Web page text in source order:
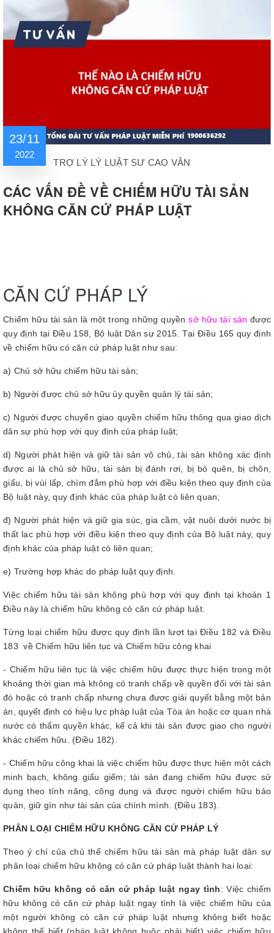
23/11
2022
TRỢ LÝ LÝ LUẬT SƯ CAO VÂN
CÁC VẤN ĐỀ VỀ CHIẾM HỮU TÀI SẢN
KHÔNG CĂN CỨ PHÁP LUẬT
CĂN CỨ PHÁP LÝ
Chiếm hữu tài sản là một trong những quyềnsở hữu tài sản được
quy định tại Điều 158, Bộ luật Dân sự 2015. Tại Điều 165 quy định
về chiếm hữu có căn cứ pháp luật như sau:
a) Chủ sở hữu chiếm hữu tài sản;
b) Người được chủ sở hữu ủy quyền quản lý tài sản;
c) Người được chuyển giao quyền chiếm hữu thông qua giao dịch
dân sự phù hợp với quy định của pháp luật;
d) Người phát hiện và giữ tài sản vô chủ, tài sản không xác định
được ai là chủ sở hữu, tài sản bị đánh rơi, bị bỏ quên, bị chôn,
giấu, bị vùi lấp, chìm đắm phù hợp với điều kiện theo quy định của
Bộ luật này, quy định khác của pháp luật có liên quan;
đ) Người phát hiện và giữ gia súc, gia cầm, vật nuôi dưới nước bị
thất lạc phù hợp với điều kiện theo quy định của Bộ luật này, quy
định khác của pháp luật có liên quan;
e) Trường hợp khác do pháp luật quy định.
Việc chiếm hữu tài sản không phù hợp với quy định tại khoản 1
Điều này là chiếm hữu không có căn cứ pháp luật.
Từng loại chiếm hữu được quy định lần lượt tại Điều 182 và Điều
183 về Chiếm hữu liên tục và Chiếm hữu công khai
- Chiếm hữu liên tục là việc chiếm hữu được thực hiện trong một
khoảng thời gian mà không có tranh chấp về quyền đối với tài sản
đó hoặc có tranh chấp nhưng chưa được giải quyết bằng một bản
án, quyết định có hiệu lực pháp luật của Tòa án hoặc cơ quan nhà
nước có thẩm quyền khác, kể cả khi tài sản được giao cho người
khác chiếm hữu. (Điều 182).
- Chiếm hữu công khai là việc chiếm hữu được thực hiện một cách
minh bạch, không giấu giếm; tài sản đang chiếm hữu được sử
dụng theo tính năng, công dụng và được người chiếm hữu bảo
quản, giữ gìn như tài sản của chính mình. (Điều 183).
PHÂN LOẠI CHIẾM HỮU KHÔNG CĂN CỨ PHÁP LÝ
Theo ý chí của chủ thể chiếm hữu tài sản mà pháp luật dân sự
phân loại chiếm hữu không có căn cứ pháp luật thành hai loại:
Chiếm hữu không có căn cứ pháp luật ngay tình: Việc chiếm
hữu không có căn cứ pháp luật ngay tình là việc chiếm hữu của
một người không có căn cứ pháp luật nhưng không biết hoặc